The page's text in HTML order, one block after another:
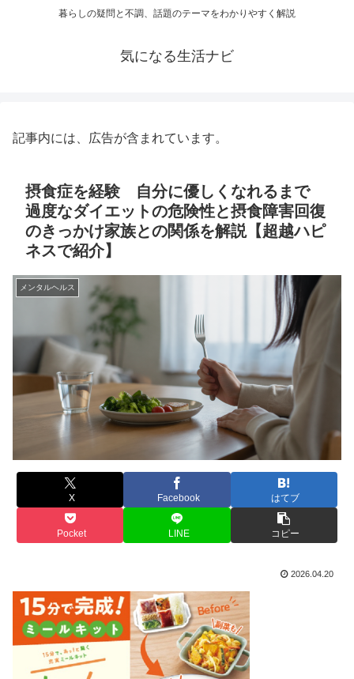
暮らしの疑問と不調、話題のテーマをわかりやすく解説
気になる生活ナビ
記事内には、広告が含まれています。
摂食症を経験 自分に優しくなれるまで
過度なダイエットの危険性と摂食障害回復
のきっかけ家族との関係を解説【超越ハピ
ネスで紹介】
メンタルヘルス
X Facebook はてブ
Pocket LINE コピー
2026.04.20